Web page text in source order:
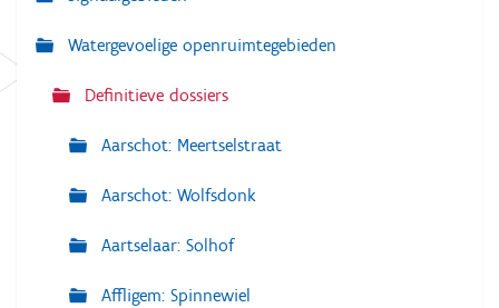
Watergevoelige openruimtegebieden
Definitieve dossiers
Aarschot: Meertselstraat
Aarschot: Wolfsdonk
Aartselaar: Solhof
Affligem: Spinnewiel